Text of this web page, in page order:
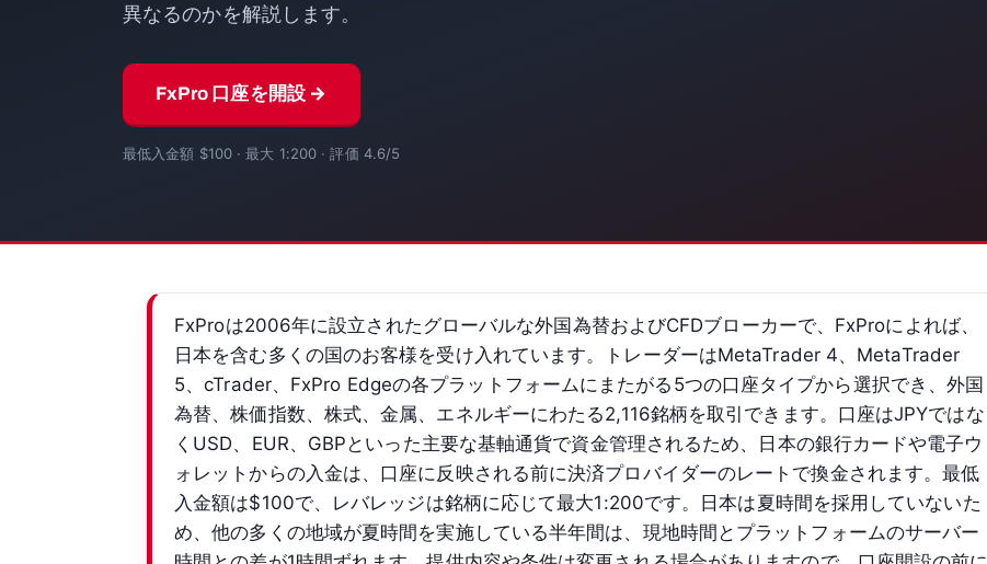
異なるのかを解説します。
FxPro 口座を開設 →
最低入金額 $100 · 最大 1:200 · 評価 4.6/5
FxProは2006年に設立されたグローバルな外国為替およびCFDブローカーで、FxProによれば、
日本を含む多くの国のお客様を受け入れています。トレーダーはMetaTrader 4、MetaTrader
5、cTrader、FxPro Edgeの各プラットフォームにまたがる5つの口座タイプから選択でき、外国
為替、株価指数、株式、金属、エネルギーにわたる2,116銘柄を取引できます。口座はJPYではな
くUSD、EUR、GBPといった主要な基軸通貨で資金管理されるため、日本の銀行カードや電子ウ
ォレットからの入金は、口座に反映される前に決済プロバイダーのレートで換金されます。最低
入金額は$100で、レバレッジは銘柄に応じて最大1:200です。日本は夏時間を採用していないた
め、他の多くの地域が夏時間を実施している半年間は、現地時間とプラットフォームのサーバー